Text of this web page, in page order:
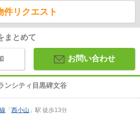
件リクエスト
まとめて
お問い合わせ
ンシティ目黒碑文谷
「 西小山 」駅 徒歩13分